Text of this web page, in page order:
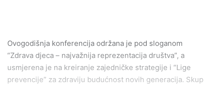
Ovogodišnja konferencija održana je pod sloganom
“Zdrava djeca – najvažnija reprezentacija društva”, a
usmjerena je na kreiranje zajedničke strategije i “Lige
prevencije” za zdraviju budućnost novih generacija. Skup